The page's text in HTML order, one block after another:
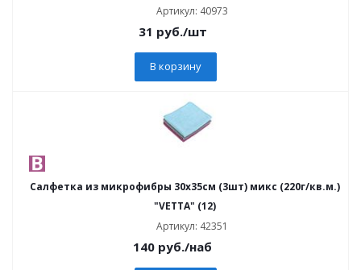
Артикул: 40973
31 руб./шт
В корзину
Салфетка из микрофибры 30x35см (3шт) микс (220г/кв.м.)
"VETTA" (12)
Артикул: 42351
140 руб./наб